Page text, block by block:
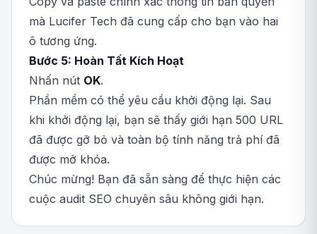
mà Lucifer Tech đã cung cấp cho bạn vào hai
ô tương ứng.
Bước 5: Hoàn Tất Kích Hoạt
Nhấn nút OK.
Phần mềm có thể yêu cầu khởi động lại. Sau
khi khởi động lại, bạn sẽ thấy giới hạn 500 URL
đã được gỡ bỏ và toàn bộ tính năng trả phí đã
được mở khóa.
Chúc mừng! Bạn đã sẵn sàng để thực hiện các
cuộc audit SEO chuyên sâu không giới hạn.